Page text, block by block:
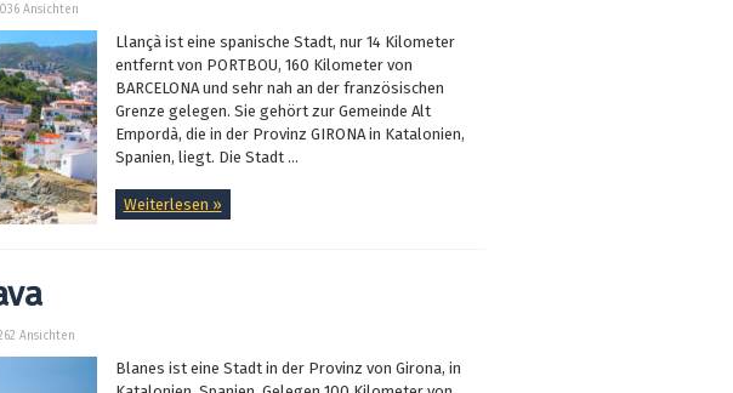
Ansichten
Llançà ist eine spanische Stadt, nur 14 Kilometer
entfernt von PORTBOU, 160 Kilometer von
BARCELONA und sehr nah an der französischen
Grenze gelegen. Sie gehört zur Gemeinde Alt
Empordà, die in der Provinz GIRONA in Katalonien,
Spanien, liegt. Die Stadt ...
Weiterlesen »
Ansichten
Blanes ist eine Stadt in der Provinz von Girona, in